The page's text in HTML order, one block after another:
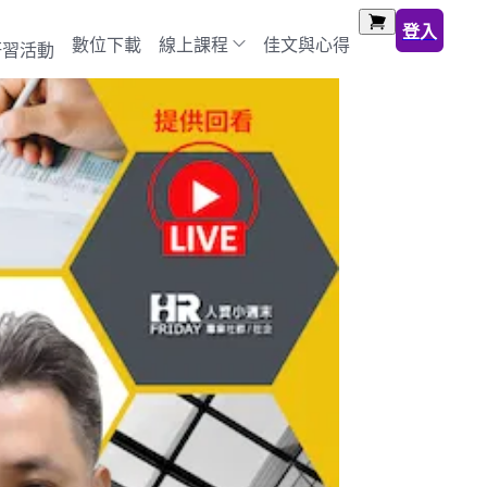
活動 數位下載 線上課程 佳文與心得
登入